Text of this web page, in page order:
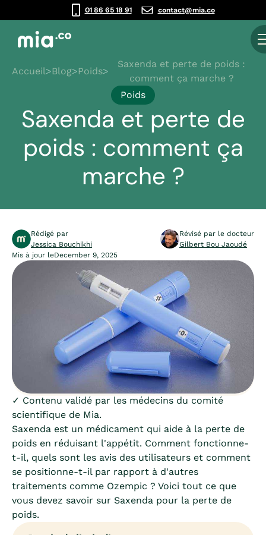
01 86 65 18 91 contact@mia.co
Accueil>Blog>Poids>
Saxenda et perte de poids :
comment ça marche ?
Poids
Saxenda et perte de
poids : comment ça
marche ?
Rédigé par
Jessica Bouchikhi
Révisé par le docteur
Gilbert Bou Jaoudé
Mis à jour leDecember 9, 2025
✓ Contenu validé par les médecins du comité
scientifique de Mia.
Saxenda est un médicament qui aide à la perte de
poids en réduisant l'appétit. Comment fonctionne-
t-il, quels sont les avis des utilisateurs et comment
se positionne-t-il par rapport à d'autres
traitements comme Ozempic ? Voici tout ce que
vous devez savoir sur Saxenda pour la perte de
poids.